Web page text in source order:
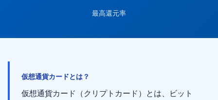
最高還元率
仮想通貨カードとは？
仮想通貨カード（クリプトカード）とは、ビット